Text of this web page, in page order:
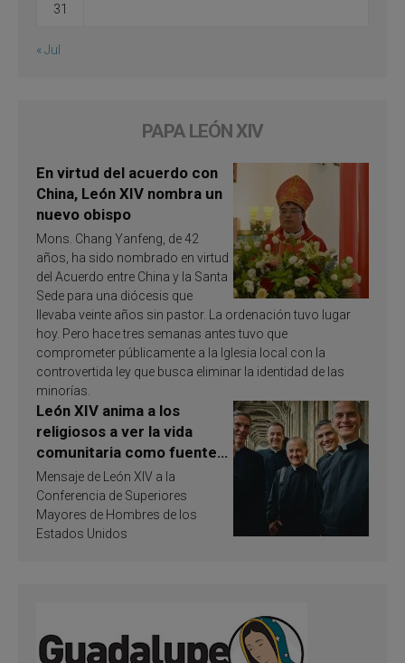
31
« Jul
PAPA LEÓN XIV
En virtud del acuerdo con
China, León XIV nombra un
nuevo obispo
Mons. Chang Yanfeng, de 42
años, ha sido nombrado en virtud
del Acuerdo entre China y la Santa
Sede para una diócesis que
llevaba veinte años sin pastor. La ordenación tuvo lugar
hoy. Pero hace tres semanas antes tuvo que
comprometer públicamente a la Iglesia local con la
controvertida ley que busca eliminar la identidad de las
minorías.
León XIV anima a los
religiosos a ver la vida
comunitaria como fuente
de inspiración y
santificación
Mensaje de León XIV a la
Conferencia de Superiores
Mayores de Hombres de los
Estados Unidos